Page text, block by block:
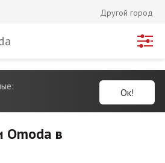
Другой город
Ок!
Omoda в